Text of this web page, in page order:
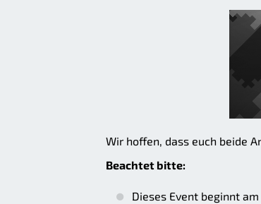
Wir hoffen, dass euch beide
Beachtet bitte:
Dieses Event beginnt